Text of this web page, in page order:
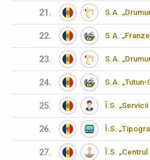
21. S.A.
22. S.A.
23. S.A.
24. S.A. „Tutun-
25. Î.S. „Servicii
26. Î.S.
27. Î.S.